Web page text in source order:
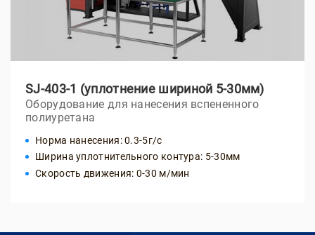
SJ-403-1 (уплотнение шириной 5-30мм)
Оборудование для нанесения вспененного
полиуретана
Норма нанесения: 0.3-5г/с
Ширина уплотнительного контура: 5-30мм
Скорость движения: 0-30 м/мин